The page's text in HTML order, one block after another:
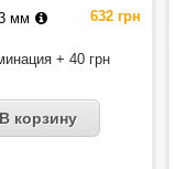
мм 632 грн
+ 40 грн
В корзину